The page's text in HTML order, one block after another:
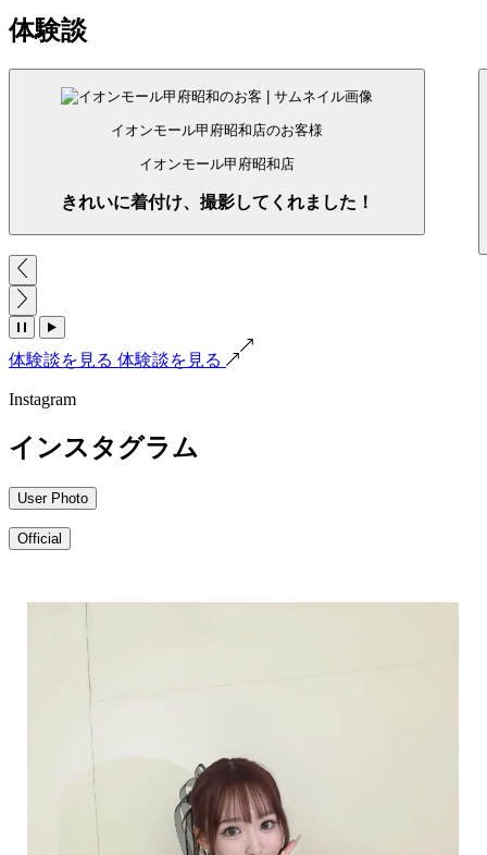
体験談
イオンモール甲府昭和店のお客様
イオンモール甲府昭和店
きれいに着付け、撮影してくれました！
体験談を見る 体験談を見る
Instagram
インスタグラム
User Photo
Official